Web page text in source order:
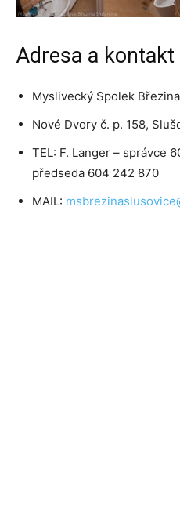
Adresa a kontakt
Myslivecký Spolek
Nové Dvory č. p. 158,
TEL: F. Langer – správce
předseda 604 242 870
MAIL: